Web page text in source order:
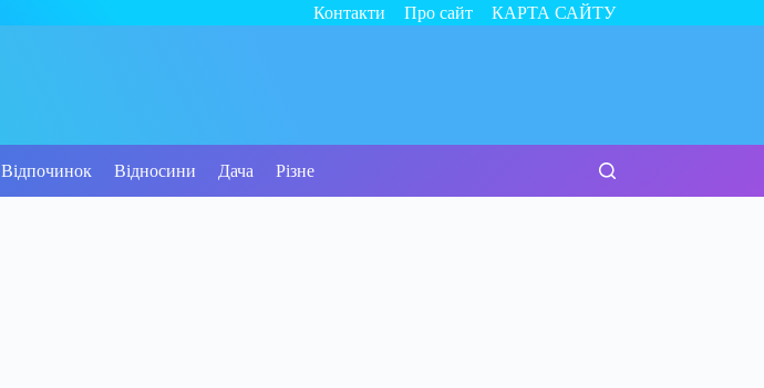
Контакти Про сайт КАРТА САЙТУ
Відпочинок Відносини Дача Різне